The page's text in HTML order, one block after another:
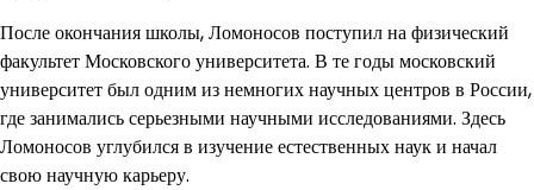
После окончания школы, Ломоносов поступил на физический
факультет Московского университета. В те годы московский
университет был одним из немногих научных центров в России,
где занимались серьезными научными исследованиями. Здесь
Ломоносов углубился в изучение естественных наук и начал
свою научную карьеру.